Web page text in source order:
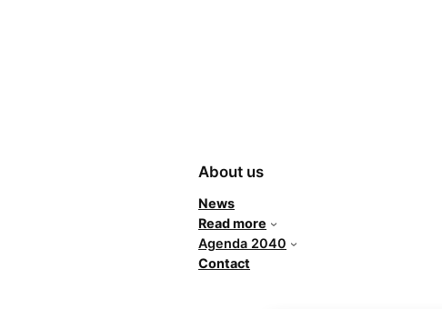
About us
News
Read more
Agenda 2040
Contact